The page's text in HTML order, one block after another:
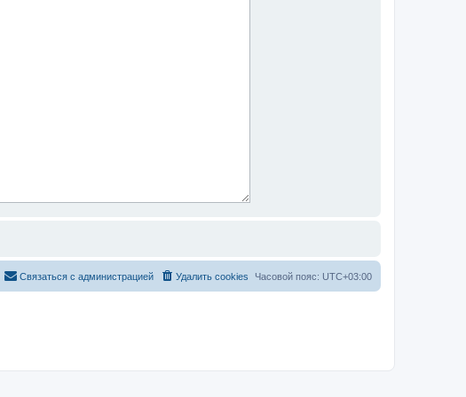
Часовой пояс: UTC+03:00
Удалить cookies
Связаться с администрацией